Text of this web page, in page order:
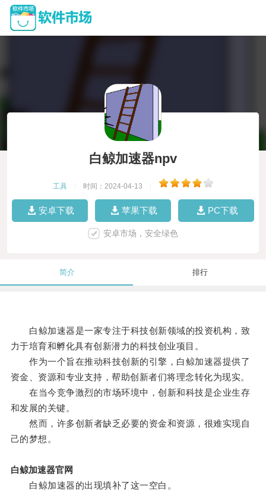
白鲸加速器npv
工具 时间：2024-04-13
安卓下载 苹果下载 PC下载
安卓市场，安全绿色
简介 排行
白鲸加速器是一家专注于科技创新领域的投资机构，致
力于培育和孵化具有创新潜力的科技创业项目。
作为一个旨在推动科技创新的引擎，白鲸加速器提供了
资金、资源和专业支持，帮助创新者们将理念转化为现实。
在当今竞争激烈的市场环境中，创新和科技是企业生存
和发展的关键。
然而，许多创新者缺乏必要的资金和资源，很难实现自
己的梦想。
白鲸加速器官网
白鲸加速器的出现填补了这一空白。